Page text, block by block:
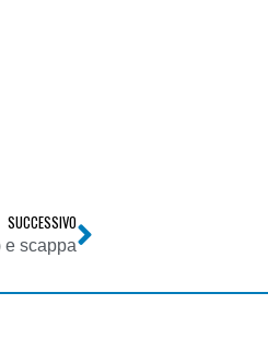
SUCCESSIVO
e scappa